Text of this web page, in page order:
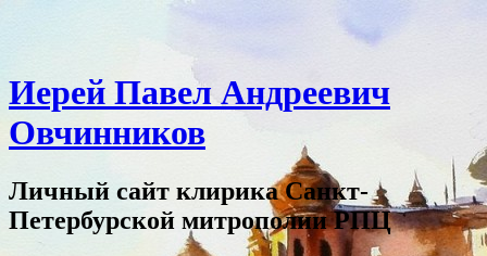
Иерей Павел Андреевич
Овчинников
Личный сайт клирика Санкт-
Петербурской митрополии РПЦ